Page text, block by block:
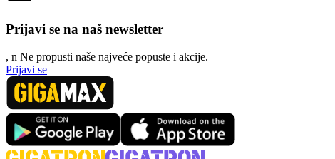
Prijavi se na naš newsletter
, n Ne propusti naše najveće popuste i akcije.
Prijavi se